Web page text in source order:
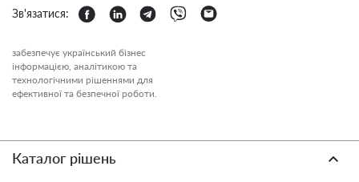
Зв'язатися:
забезпечує український бізнес
інформацією, аналітикою та
технологічними рішеннями для
ефективної та безпечної роботи.
Каталог рішень